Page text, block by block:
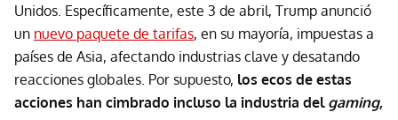
Unidos. Específicamente, este 3 de abril, Trump anunció
un nuevo paquete de tarifas, en su mayoría, impuestas a
países de Asia, afectando industrias clave y desatando
reacciones globales. Por supuesto, los ecos de estas
acciones han cimbrado incluso la industria del gaming,